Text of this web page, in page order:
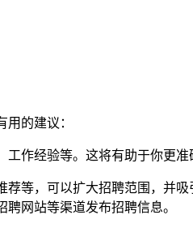
的建议：
作经验等。这将有助于你更
等，可以扩大招聘范围，并
网站等渠道发布招聘信息。